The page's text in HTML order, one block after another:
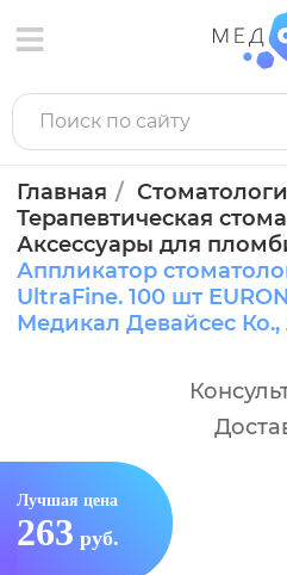
Главная
Терапевтическая
Аксессуары для
Аппликатор
UltraFine. 100 шт
Медикал Девайсес Ко.,
Лучшая цена
263 руб.